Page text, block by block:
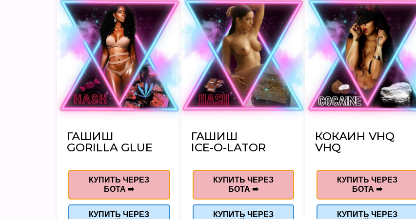
ГАШИШ
GORILLA GLUE
КУПИТЬ ЧЕРЕЗ
БОТА ➠
КУПИТЬ ЧЕРЕЗ
ГАШИШ
ICE-O-LATOR
КУПИТЬ ЧЕРЕЗ
БОТА ➠
КУПИТЬ ЧЕРЕЗ
КОКАИН VHQ
VHQ
КУПИТЬ ЧЕРЕЗ
БОТА ➠
КУПИТЬ ЧЕРЕЗ